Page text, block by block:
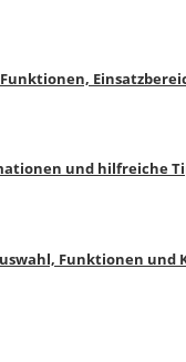
und hilfreiche
Funktionen